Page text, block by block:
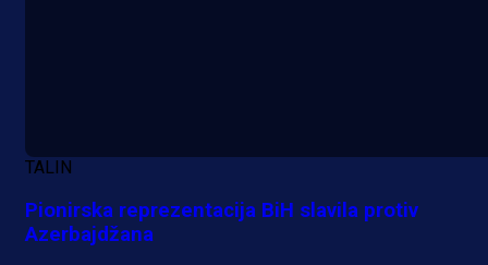
TALIN
Pionirska reprezentacija BiH slavila protiv
Azerbajdžana